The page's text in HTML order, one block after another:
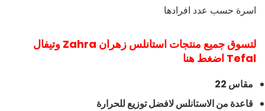
اسرة حسب عدد افرادها
لتسوق جميع منتجات استانلس زهران Zahra وتيفال
Tefal اضغط هنا
مقاس 22
قاعدة من الاستانلس لافضل توزيع للحرارة